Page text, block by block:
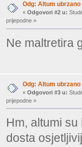
Odg: Altum ubrzano
« Odgovori #2 u:
prijepodne »
Ne maltretira
Odg: Altum ubrzano
« Odgovori #3 u:
prijepodne »
Hm, altumi
dosta